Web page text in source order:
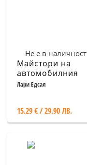
Не е в наличност
Майстори на
автомобилния
дизайн
Лари Едсал
15.29 € / 29.90 ЛВ.